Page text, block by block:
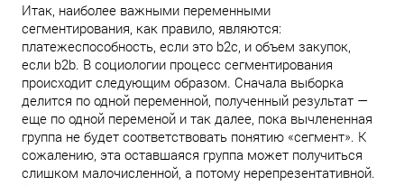
Итак, наиболее важными переменными
сегментирования, как правило, являются:
платежеспособность, если это b2c, и объем закупок,
если b2b. В социологии процесс сегментирования
происходит следующим образом. Сначала выборка
делится по одной переменной, полученный результат —
еще по одной переменой и так далее, пока вычлененная
группа не будет соответствовать понятию «сегмент». К
сожалению, эта оставшаяся группа может получиться
слишком малочисленной, а потому нерепрезентативной.